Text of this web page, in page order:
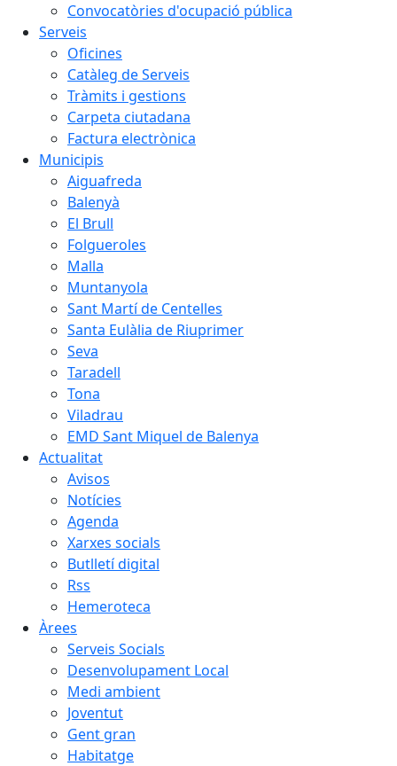
Convocatòries d'ocupació pública
Serveis
Oficines
Catàleg de Serveis
Tràmits i gestions
Carpeta ciutadana
Factura electrònica
Municipis
Aiguafreda
Balenyà
El Brull
Folgueroles
Malla
Muntanyola
Sant Martí de Centelles
Santa Eulàlia de Riuprimer
Seva
Taradell
Tona
Viladrau
EMD Sant Miquel de Balenya
Actualitat
Avisos
Notícies
Agenda
Xarxes socials
Butlletí digital
Rss
Hemeroteca
Àrees
Serveis Socials
Desenvolupament Local
Medi ambient
Joventut
Gent gran
Habitatge